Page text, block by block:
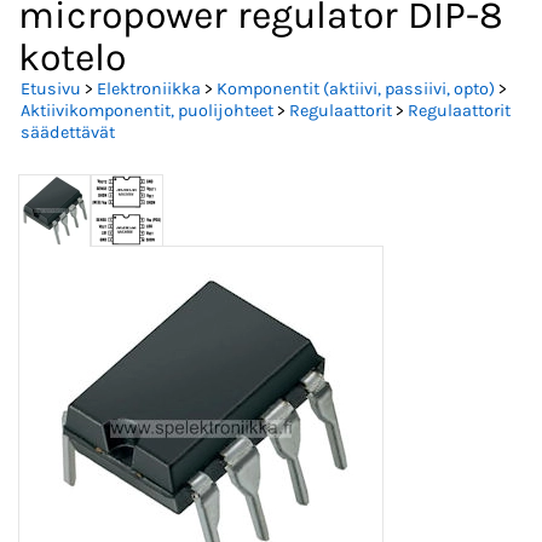
micropower regulator DIP-8
kotelo
Etusivu > Elektroniikka > Komponentit (aktiivi, passiivi, opto) >
Aktiivikomponentit, puolijohteet> Regulaattorit> Regulaattorit
säädettävät